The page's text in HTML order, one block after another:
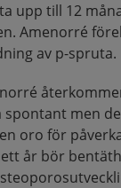
upp till 12
Amenorré
av p-spruta.
men
oro för
år bör